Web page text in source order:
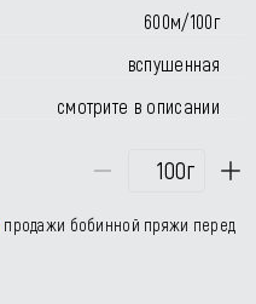
600м/100г
вспушенная
смотрите в описании
г
продажи бобинной пряжи перед